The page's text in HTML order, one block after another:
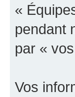
«
pendant
par «
Vos